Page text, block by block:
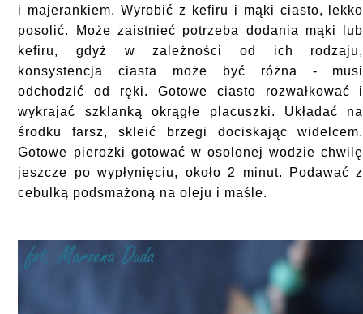
i majerankiem. Wyrobić z kefiru i mąki ciasto, lekko
posolić. Może zaistnieć potrzeba dodania mąki lub
kefiru, gdyż w zależności od ich rodzaju,
konsystencja ciasta może być różna - musi
odchodzić od ręki. Gotowe ciasto rozwałkować i
wykrajać szklanką okrągłe placuszki. Układać na
środku farsz, skleić brzegi dociskając widelcem.
Gotowe pierożki gotować w osolonej wodzie chwilę
jeszcze po wypłynięciu, około 2 minut. Podawać z
cebulką podsmażoną na oleju i maśle.